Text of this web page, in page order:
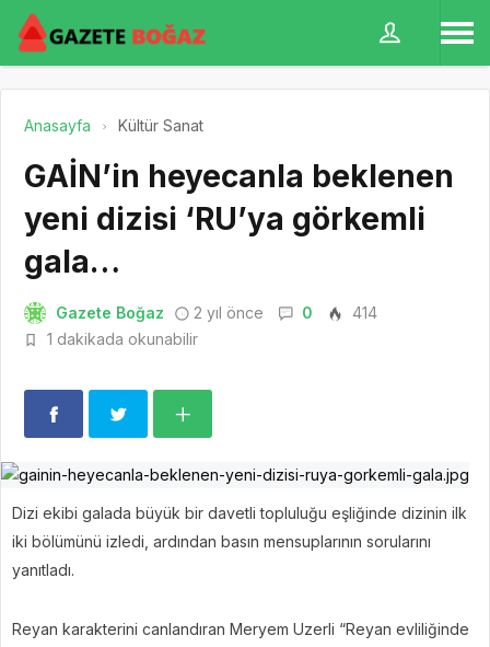
Anasayfa Kültür Sanat
GAİN’in heyecanla beklenen
yeni dizisi ‘RU’ya görkemli
gala…
Gazete Boğaz 2 yıl önce 0
414
1 dakikada okunabilir
Dizi ekibi galada büyük bir davetli topluluğu eşliğinde dizinin ilk
iki bölümünü izledi, ardından basın mensuplarının sorularını
yanıtladı.
Reyan karakterini canlandıran Meryem Uzerli “Reyan evliliğinde